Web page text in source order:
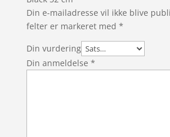
Din e-mailadresse vil ikke blive
felter er markeret med *
Din vurdering
Din anmeldelse *